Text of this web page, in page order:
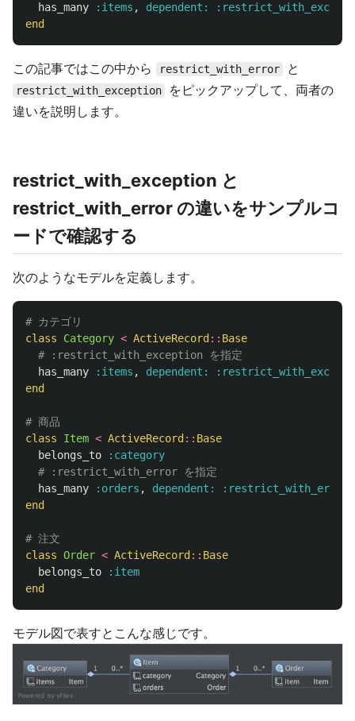
has_many
:items ,
dependent:
end
この記事ではこの中から restrict_with_error と
restrict_with_exception
をピックアップして、両者の
違いを説明します。
restrict_with_exception と
restrict_with_error の違いをサンプルコ
ードで確認する
次のようなモデルを定義します。
# カテゴリ
class
Category < ActiveRecord :: Base
# :restrict_with_exception を指定
has_many
:items ,
dependent:
end
# 商品
class
Item < ActiveRecord :: Base
belongs_to
:category
# :restrict_with_error を指定
has_many
:orders ,
dependent: :restrict_with_error
end
# 注文
class Order < ActiveRecord :: Base
belongs_to
:item
end
モデル図で表すとこんな感じです。